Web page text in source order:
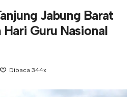
Kurikulum
Humas
Jabung Barat
Hari Guru Nasional
Dibaca 344x